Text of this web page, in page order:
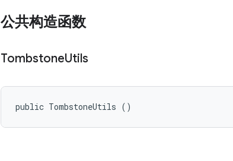
公共构造函数
TombstoneUtils
public TombstoneUtils ()